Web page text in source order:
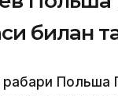
билан